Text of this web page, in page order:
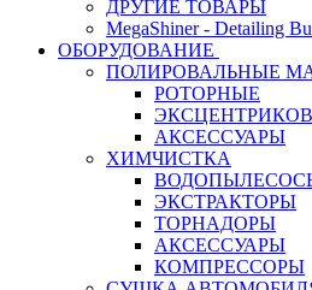
ДРУГИЕ ТОВАРЫ
MegaShiner - Detailing
ОБОРУДОВАНИЕ
ПОЛИРОВАЛЬНЫЕ
РОТОРНЫЕ
АКСЕССУАРЫ
ХИМЧИСТКА
ЭКСТРАКТОРЫ
ТОРНАДОРЫ
АКСЕССУАРЫ
КОМПРЕССОРЫ